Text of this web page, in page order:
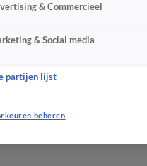
& Commercieel
& Social media
partijen lijst
beheren